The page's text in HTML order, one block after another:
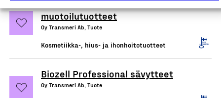
muotoilutuotteet
Oy Transmeri Ab, Tuote
Kosmetiikka-, hius- ja ihonhoitotuotteet
Biozell Professional sävytteet
Oy Transmeri Ab, Tuote